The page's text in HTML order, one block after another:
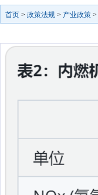
首页 > 政策法规 > 产业政策 >